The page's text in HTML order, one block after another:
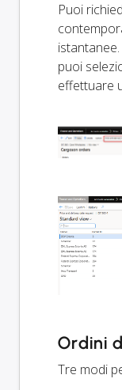
Puoi
puoi
effettuare
Ordini
Tre modi